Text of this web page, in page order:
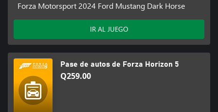
Forza Motorsport 2024 Ford Mustang Dark Horse
IR AL JUEGO
Pase de autos de Forza Horizon 5
Q259.00